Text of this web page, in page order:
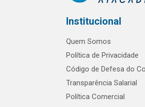
Institucional
Quem Somos
Política de Privacidade
Código de Defesa do
Transparência Salarial
Política Comercial